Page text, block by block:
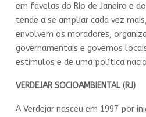
em favelas do Rio de Janeiro e
tende a se ampliar cada vez
envolvem os moradores,
governamentais e governos
estímulos e de uma política
VERDEJAR SOCIOAMBIENTAL (RJ)
A Verdejar nasceu em 1997 por